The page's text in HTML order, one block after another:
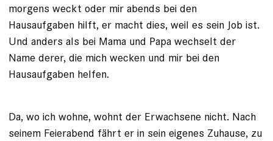
morgens weckt oder mir abends bei den
Hausaufgaben hilft, er macht dies, weil es sein Job ist.
Und anders als bei Mama und Papa wechselt der
Name derer, die mich wecken und mir bei den
Hausaufgaben helfen.
Da, wo ich wohne, wohnt der Erwachsene nicht. Nach
seinem Feierabend fährt er in sein eigenes Zuhause, zu